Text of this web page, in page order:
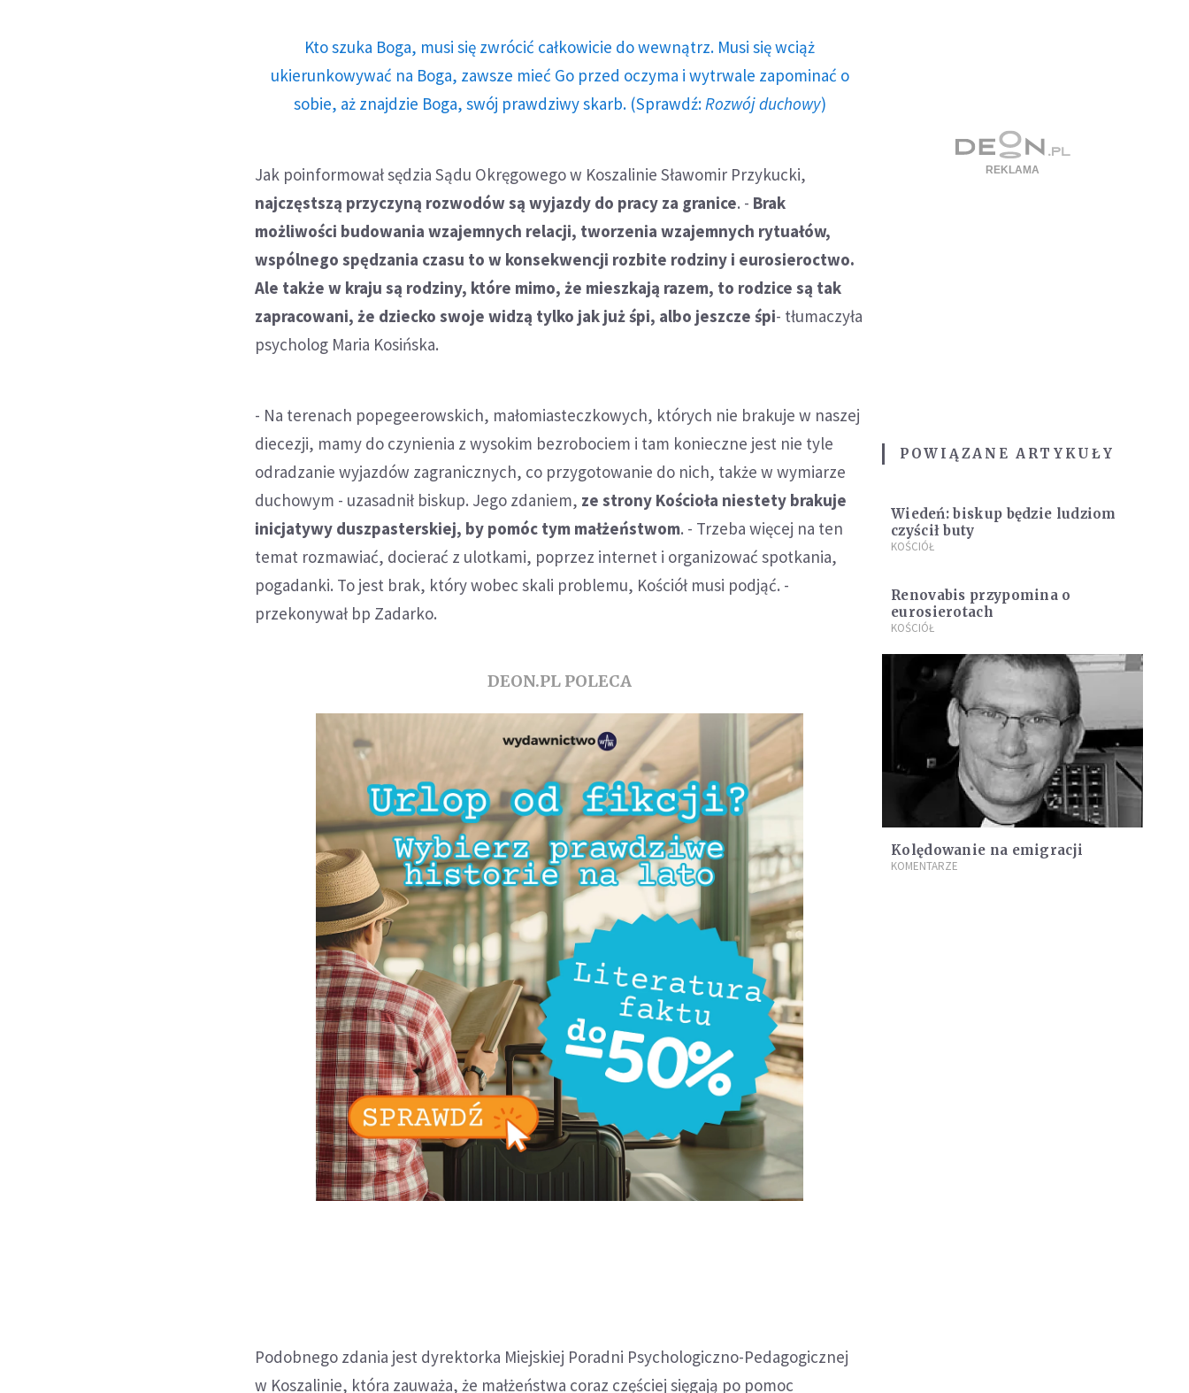
Kto szuka Boga, musi się zwrócić całkowicie do wewnątrz. Musi się wciąż
ukierunkowywać na Boga, zawsze mieć Go przed oczyma i wytrwale zapominać o
sobie, aż znajdzie Boga, swój prawdziwy skarb. (Sprawdź:Rozwój duchowy)
Jak poinformował sędzia Sądu Okręgowego w Koszalinie Sławomir Przykucki,
najczęstszą przyczyną rozwodów są wyjazdy do pracy za granice. - Brak
możliwości budowania wzajemnych relacji, tworzenia wzajemnych rytuałów,
wspólnego spędzania czasu to w konsekwencji rozbite rodziny i eurosieroctwo.
Ale także w kraju są rodziny, które mimo, że mieszkają razem, to rodzice są tak
zapracowani, że dziecko swoje widzą tylko jak już śpi, albo jeszcze śpi- tłumaczyła
psycholog Maria Kosińska.
- Na terenach popegeerowskich, małomiasteczkowych, których nie brakuje w naszej
diecezji, mamy do czynienia z wysokim bezrobociem i tam konieczne jest nie tyle
odradzanie wyjazdów zagranicznych, co przygotowanie do nich, także w wymiarze
duchowym - uzasadnił biskup. Jego zdaniem, ze strony Kościoła niestety brakuje
inicjatywy duszpasterskiej, by pomóc tym małżeństwom. - Trzeba więcej na ten
temat rozmawiać, docierać z ulotkami, poprzez internet i organizować spotkania,
pogadanki. To jest brak, który wobec skali problemu, Kościół musi podjąć. -
przekonywał bp Zadarko.
DEON.PL POLECA
Podobnego zdania jest dyrektorka Miejskiej Poradni Psychologiczno-Pedagogicznej
w Koszalinie, która zauważa, że małżeństwa coraz częściej sięgają po pomoc
POWIĄZANE ARTYKUŁY
Wiedeń: biskup będzie ludziom
czyścił buty
KOŚCIÓŁ
Renovabis przypomina o
eurosierotach
KOŚCIÓŁ
Kolędowanie na emigracji
KOMENTARZE